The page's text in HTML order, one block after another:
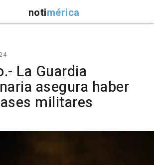
notimérica
La Guardia
asegura haber
militares